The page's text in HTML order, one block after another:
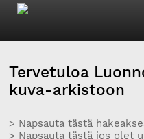
Tervetuloa
kuva-arkistoon
> Napsauta tästä
> Napsauta tästä jos olet